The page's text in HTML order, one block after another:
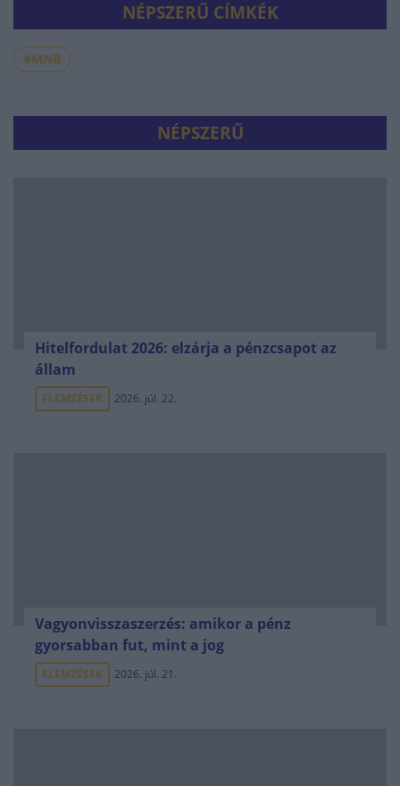
NÉPSZERŰ CÍMKÉK
#MNB
NÉPSZERŰ
Hitelfordulat 2026: elzárja a pénzcsapot az
állam
ELEMZÉSEK 2026. júl. 22.
Vagyonvisszaszerzés: amikor a pénz
gyorsabban fut, mint a jog
ELEMZÉSEK 2026. júl. 21.